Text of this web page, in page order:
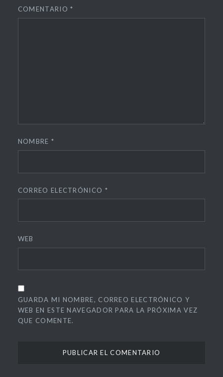
COMENTARIO*
NOMBRE *
CORREO ELECTRÓNICO *
WEB
GUARDA MI NOMBRE, CORREO ELECTRÓNICO Y
WEB EN ESTE NAVEGADOR PARA LA PRÓXIMA VEZ
QUE COMENTE.